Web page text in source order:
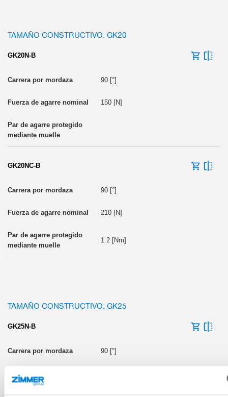
TAMAÑO CONSTRUCTIVO: GK20
GK20N-B
90 [°]
150 [N]
GK20NC-B
90 [°]
210 [N]
1.2 [Nm]
TAMAÑO CONSTRUCTIVO: GK25
GK25N-B
90 [°]